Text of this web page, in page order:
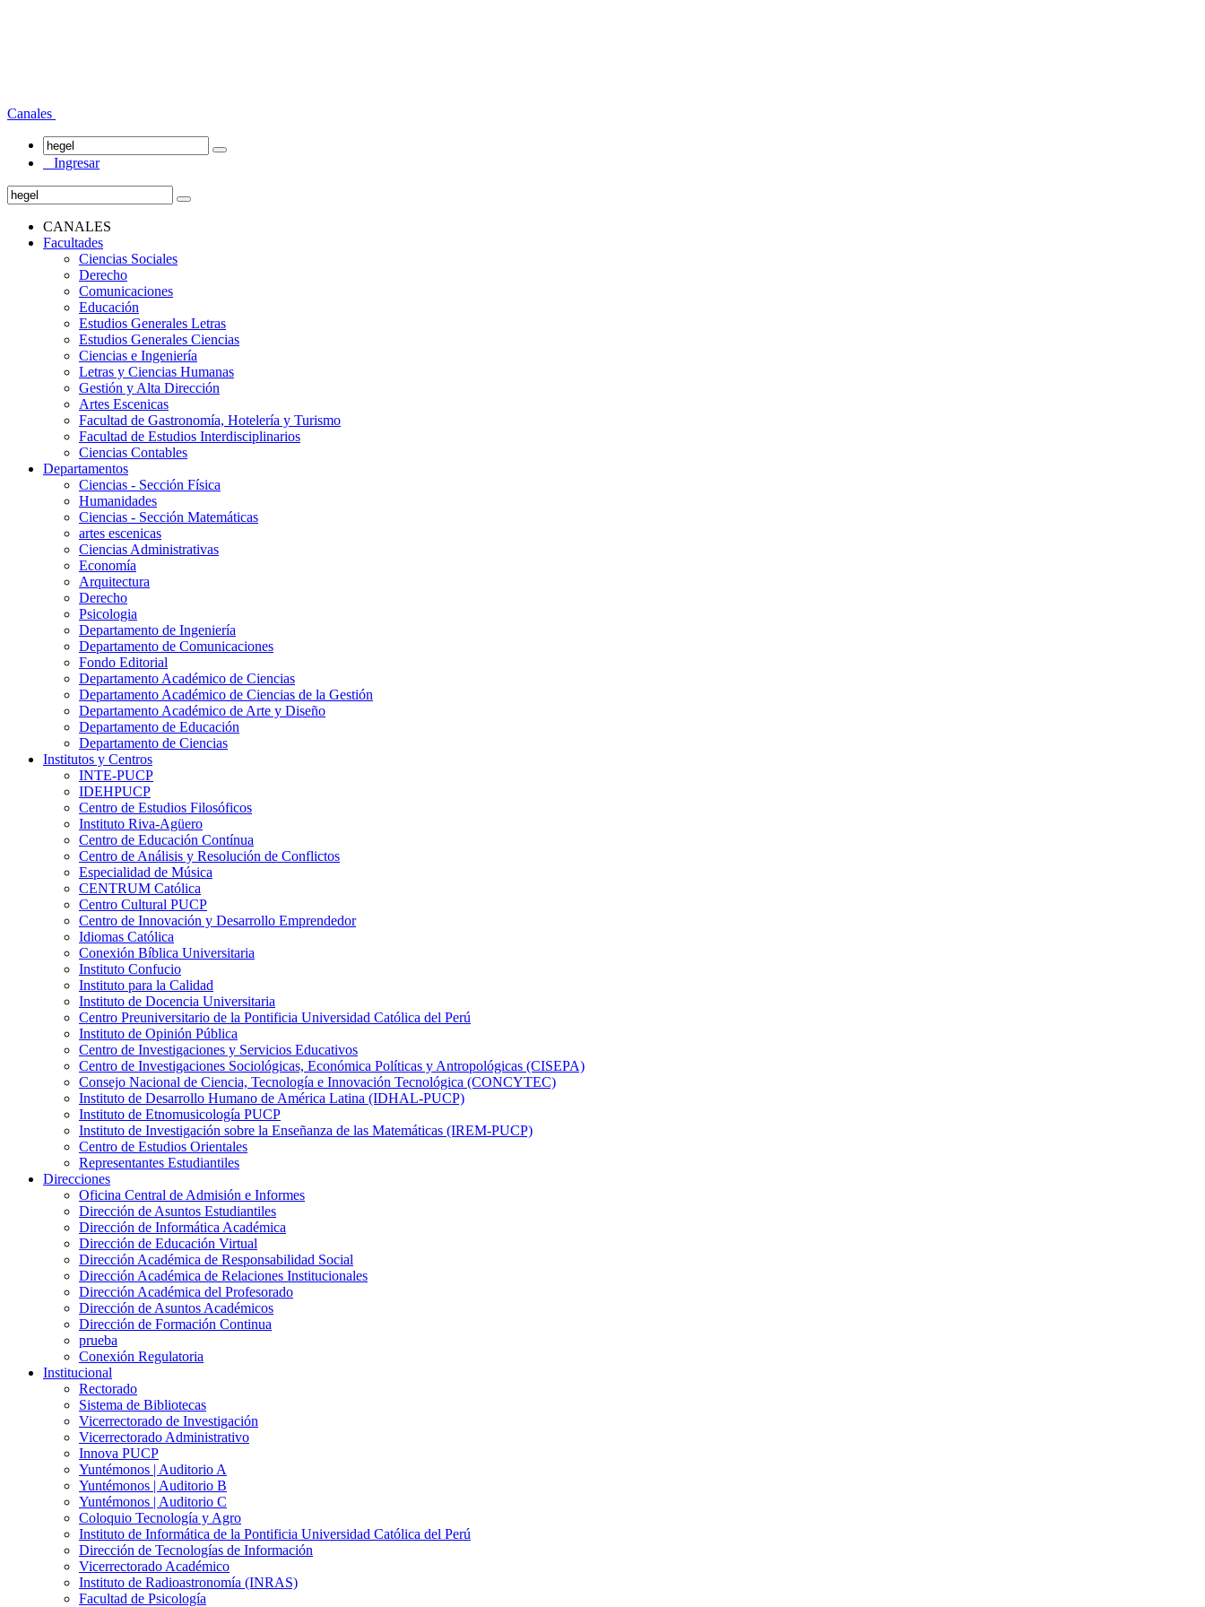
Canales
Ingresar
CANALES
Facultades
Ciencias Sociales
Derecho
Comunicaciones
Educación
Estudios Generales Letras
Estudios Generales Ciencias
Ciencias e Ingeniería
Letras y Ciencias Humanas
Gestión y Alta Dirección
Artes Escenicas
Facultad de Gastronomía, Hotelería y Turismo
Facultad de Estudios Interdisciplinarios
Ciencias Contables
Departamentos
Ciencias - Sección Física
Humanidades
Ciencias - Sección Matemáticas
artes escenicas
Ciencias Administrativas
Economía
Arquitectura
Derecho
Psicologia
Departamento de Ingeniería
Departamento de Comunicaciones
Fondo Editorial
Departamento Académico de Ciencias
Departamento Académico de Ciencias de la Gestión
Departamento Académico de Arte y Diseño
Departamento de Educación
Departamento de Ciencias
Institutos y Centros
INTE-PUCP
IDEHPUCP
Centro de Estudios Filosóficos
Instituto Riva-Agüero
Centro de Educación Contínua
Centro de Análisis y Resolución de Conflictos
Especialidad de Música
CENTRUM Católica
Centro Cultural PUCP
Centro de Innovación y Desarrollo Emprendedor
Idiomas Católica
Conexión Bíblica Universitaria
Instituto Confucio
Instituto para la Calidad
Instituto de Docencia Universitaria
Centro Preuniversitario de la Pontificia Universidad Católica del Perú
Instituto de Opinión Pública
Centro de Investigaciones y Servicios Educativos
Centro de Investigaciones Sociológicas, Económica Políticas y Antropológicas (CISEPA)
Consejo Nacional de Ciencia, Tecnología e Innovación Tecnológica (CONCYTEC)
Instituto de Desarrollo Humano de América Latina (IDHAL-PUCP)
Instituto de Etnomusicología PUCP
Instituto de Investigación sobre la Enseñanza de las Matemáticas (IREM-PUCP)
Centro de Estudios Orientales
Representantes Estudiantiles
Direcciones
Oficina Central de Admisión e Informes
Dirección de Asuntos Estudiantiles
Dirección de Informática Académica
Dirección de Educación Virtual
Dirección Académica de Responsabilidad Social
Dirección Académica de Relaciones Institucionales
Dirección Académica del Profesorado
Dirección de Asuntos Académicos
Dirección de Formación Continua
prueba
Conexión Regulatoria
Institucional
Rectorado
Sistema de Bibliotecas
Vicerrectorado de Investigación
Vicerrectorado Administrativo
Innova PUCP
Yuntémonos | Auditorio A
Yuntémonos | Auditorio B
Yuntémonos | Auditorio C
Coloquio Tecnología y Agro
Instituto de Informática de la Pontificia Universidad Católica del Perú
Dirección de Tecnologías de Información
Vicerrectorado Académico
Instituto de Radioastronomía (INRAS)
Facultad de Psicología